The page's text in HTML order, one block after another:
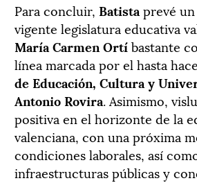
Para concluir, Batista prevé
vigente legislatura educativa
María Carmen Ortíbastante
línea marcada por el hasta
de Educación, Cultura y
Antonio Rovira. Asimismo,
positiva en el horizonte de la
valenciana, con una próxima
condiciones laborales, así
infraestructuras públicas y